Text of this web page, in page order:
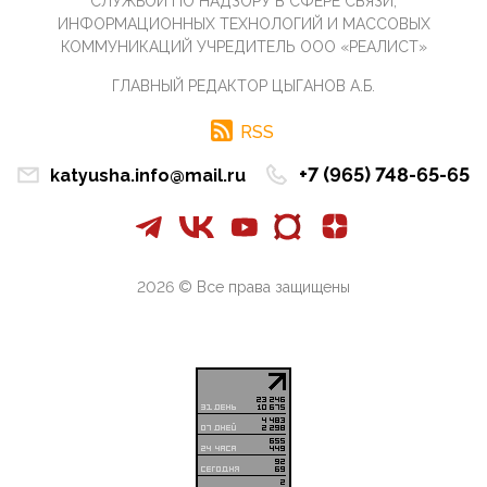
07:11, 10 Апреля 2026
Те, кто стоят за массовым завозом в Россию
инокультурных мигрантов, в общем-то понимают,
Благодаря знакомым, стали известны подробности
истории с белгородскими "Орланами",которые
Снова о главном на фронте. Противник вновь
захватил "малое небо" на украинском ТВД.
08:05, 09 Апреля 2026
А пока армия нашей многонациональной страны
продолжает сражаться с Украиной, где людей
ИНФОРМАЦИОННЫХ ТЕХНОЛОГИЙ И МАССОВЫХ
КОММУНИКАЦИЙ УЧРЕДИТЕЛЬ ООО «РЕАЛИСТ»
ГЛАВНЫЙ РЕДАКТОР ЦЫГАНОВ А.Б.
RSS
katyusha.info@mail.ru +7 (965) 748-65-65
2026 © Все права защищены